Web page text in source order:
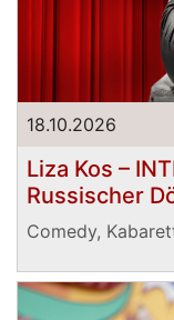
18.10.2026
Liza Kos –
Russischer
Comedy,